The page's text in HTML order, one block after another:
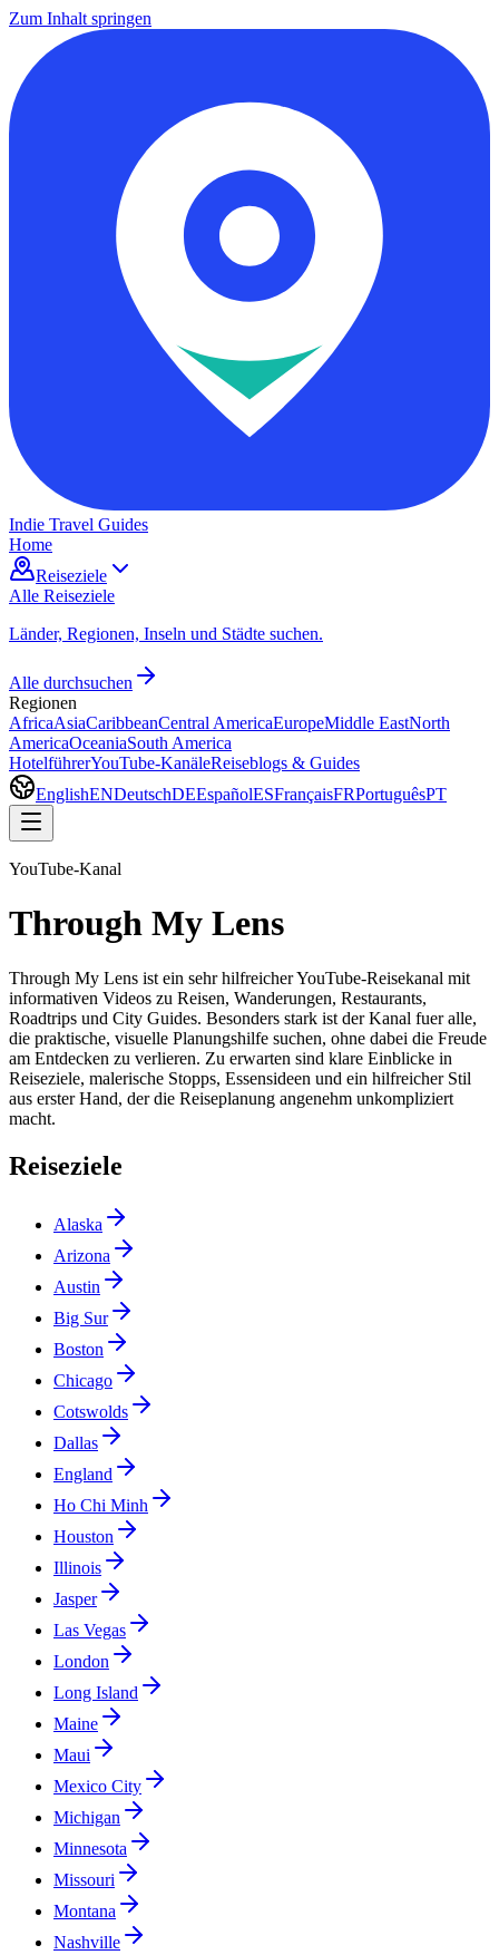
Zum Inhalt springen
Indie Travel Guides
Home
Reiseziele
Alle Reiseziele
Länder, Regionen, Inseln und Städte suchen.
Alle durchsuchen
Regionen
AfricaAsiaCaribbeanCentral AmericaEuropeMiddle EastNorth
AmericaOceaniaSouth America
HotelführerYouTube-KanäleReiseblogs & Guides
EnglishENDeutschDEEspañolESFrançaisFRPortuguêsPT
YouTube-Kanal
Through My Lens
Through My Lens ist ein sehr hilfreicher YouTube-Reisekanal mit
informativen Videos zu Reisen, Wanderungen, Restaurants,
Roadtrips und City Guides. Besonders stark ist der Kanal fuer alle,
die praktische, visuelle Planungshilfe suchen, ohne dabei die Freude
am Entdecken zu verlieren. Zu erwarten sind klare Einblicke in
Reiseziele, malerische Stopps, Essensideen und ein hilfreicher Stil
aus erster Hand, der die Reiseplanung angenehm unkompliziert
macht.
Reiseziele
Alaska
Arizona
Austin
Big Sur
Boston
Chicago
Cotswolds
Dallas
England
Ho Chi Minh
Houston
Illinois
Jasper
Las Vegas
London
Long Island
Maine
Maui
Mexico City
Michigan
Minnesota
Missouri
Montana
Nashville